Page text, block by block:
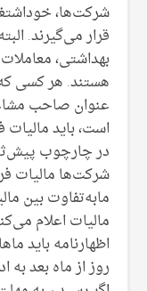
شرکت‌ها،
قرار می‌گیرند.
بهداشتی،
هستند. هر کسی که
عنوان صاحب
است، باید
در چارچوب
شرکت‌ها مالیات
مابه‌تفاوت بین
مالیات اعلام
اظهارنامه باید
روز از ماه بعد به